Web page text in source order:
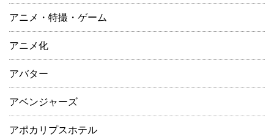
アニメ・特撮・ゲーム
アニメ化
アバター
アベンジャーズ
アポカリプスホテル